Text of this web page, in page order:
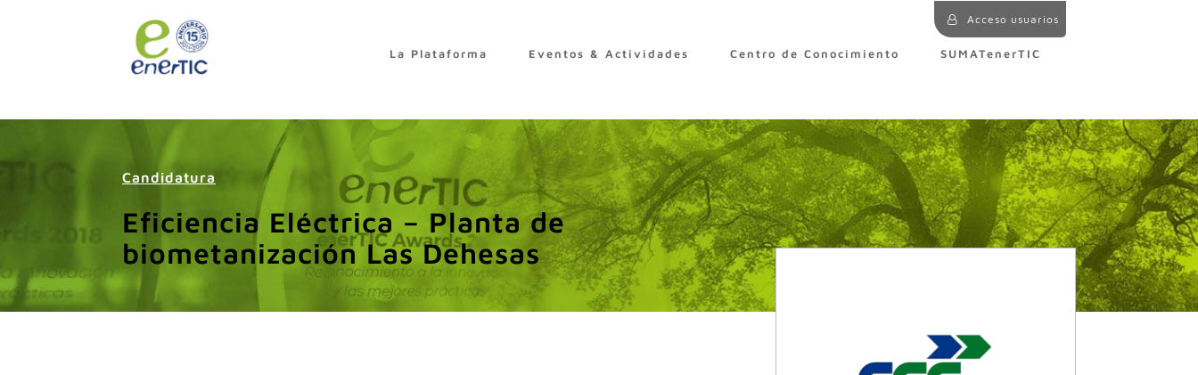
Acceso usuarios
La Plataforma Eventos & Actividades Centro de Conocimiento SUMATenerTIC
Candidatura
Eficiencia Eléctrica – Planta de
biometanización Las Dehesas